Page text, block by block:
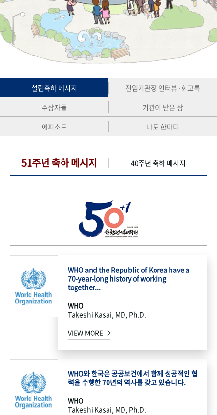
50+1 주년 기념
성과 50선 숫자로 보는 50년 50
주년 광장
세계와 함께 한 KIHASA
VR 역사관
설립축하 메시지
전임기관장 인터뷰·회고록
수상자들
기관이 받은 상
에피소드
나도 한마디
51주년 축하 메시지 40주년 축하 메시지
WHO and the Republic of Korea have a
70-year-long history of working
together...
WHO
Takeshi Kasai, MD, Ph.D.
VIEW MORE
WHO와 한국은 공공보건에서 함께 성공적인 협
력을 수행한 70년의 역사를 갖고 있습니다.
WHO
Takeshi Kasai, MD, Ph.D.